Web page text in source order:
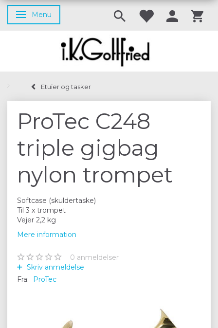
Skifte navigation
Menu
Etuier og tasker
ProTec C248
triple gigbag
nylon trompet
Softcase (skuldertaske)
Til 3 x trompet
Vejer 2,2 kg
Mere information
0 anmeldelser
Skriv anmeldelse
Fra:
ProTec